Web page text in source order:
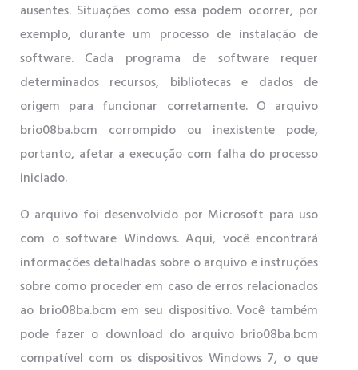
ausentes. Situações como essa podem ocorrer, por
exemplo, durante um processo de instalação de
software. Cada programa de software requer
determinados recursos, bibliotecas e dados de
origem para funcionar corretamente. O arquivo
brio08ba.bcm corrompido ou inexistente pode,
portanto, afetar a execução com falha do processo
iniciado.
O arquivo foi desenvolvido por Microsoft para uso
com o software Windows. Aqui, você encontrará
informações detalhadas sobre o arquivo e instruções
sobre como proceder em caso de erros relacionados
ao brio08ba.bcm em seu dispositivo. Você também
pode fazer o download do arquivo brio08ba.bcm
compatível com os dispositivos Windows 7, o que